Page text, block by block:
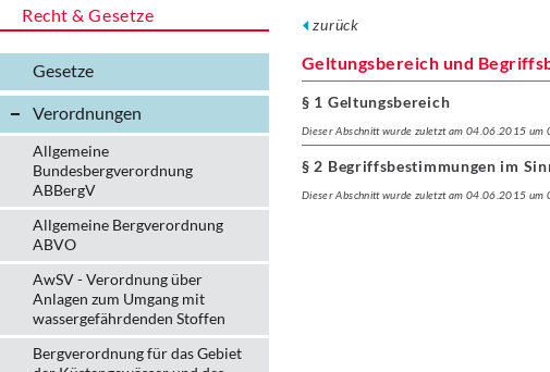
Recht & Gesetze
Gesetze
Verordnungen
Allgemeine
Bundesbergverordnung
ABBergV
Allgemeine Bergverordnung
ABVO
AwSV - Verordnung über
Anlagen zum Umgang mit
wassergefährdenden Stoffen
Bergverordnung für das Gebiet
zurück
Geltungsbereich und
§ 1 Geltungsbereich
Dieser Abschnitt wurde zuletzt am 04.06.2015 um
§ 2 Begriffsbestimmungen im
Dieser Abschnitt wurde zuletzt am 04.06.2015 um